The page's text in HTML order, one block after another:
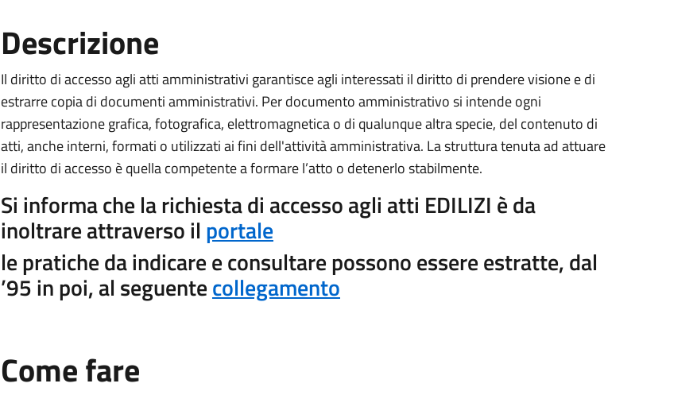
Descrizione
Il diritto di accesso agli atti amministrativi garantisce agli interessati il diritto di prendere visione e di
estrarre copia di documenti amministrativi. Per documento amministrativo si intende ogni
rappresentazione grafica, fotografica, elettromagnetica o di qualunque altra specie, del contenuto di
atti, anche interni, formati o utilizzati ai fini dell'attività amministrativa. La struttura tenuta ad attuare
il diritto di accesso è quella competente a formare l’atto o detenerlo stabilmente.
Si informa che la richiesta di accesso agli atti EDILIZI è da
inoltrare attraverso il portale
le pratiche da indicare e consultare possono essere estratte, dal
’95 in poi, al seguentecollegamento
Come fare